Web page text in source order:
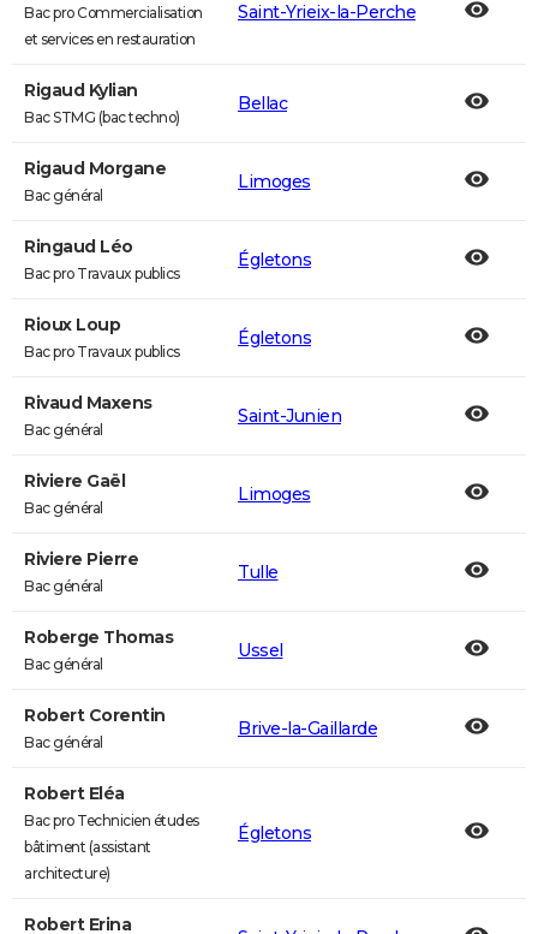
Bac pro Commercialisation
et services en restauration
Saint-Yrieix-la-Perche
Rigaud Kylian
Bac STMG (bac techno)
Bellac
Rigaud Morgane
Bac général
Limoges
Ringaud Léo
Bac pro Travaux publics
Égletons
Rioux Loup
Bac pro Travaux publics
Égletons
Rivaud Maxens
Bac général
Saint-Junien
Riviere Gaël
Bac général
Limoges
Riviere Pierre
Bac général
Tulle
Roberge Thomas
Bac général
Ussel
Robert Corentin
Bac général
Brive-la-Gaillarde
Robert Eléa
Bac pro Technicien études
bâtiment (assistant
architecture)
Égletons
Robert Erina